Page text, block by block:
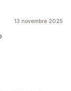
13 novembre 2025